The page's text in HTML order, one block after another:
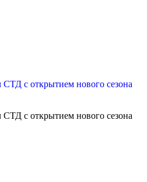
СТД с открытием нового сезона
СТД с открытием нового сезона